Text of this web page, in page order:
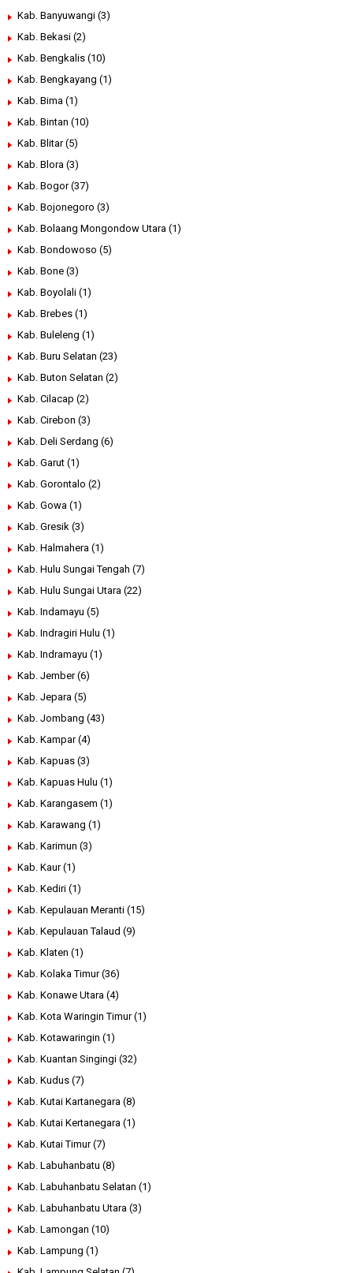
Kab. Banyuwangi (3)
Kab. Bekasi (2)
Kab. Bengkalis (10)
Kab. Bengkayang (1)
Kab. Bima (1)
Kab. Bintan (10)
Kab. Blitar (5)
Kab. Blora (3)
Kab. Bogor (37)
Kab. Bojonegoro (3)
Kab. Bolaang Mongondow Utara (1)
Kab. Bondowoso (5)
Kab. Bone (3)
Kab. Boyolali (1)
Kab. Brebes (1)
Kab. Buleleng (1)
Kab. Buru Selatan (23)
Kab. Buton Selatan (2)
Kab. Cilacap (2)
Kab. Cirebon (3)
Kab. Deli Serdang (6)
Kab. Garut (1)
Kab. Gorontalo (2)
Kab. Gowa (1)
Kab. Gresik (3)
Kab. Halmahera (1)
Kab. Hulu Sungai Tengah (7)
Kab. Hulu Sungai Utara (22)
Kab. Indamayu (5)
Kab. Indragiri Hulu (1)
Kab. Indramayu (1)
Kab. Jember (6)
Kab. Jepara (5)
Kab. Jombang (43)
Kab. Kampar (4)
Kab. Kapuas (3)
Kab. Kapuas Hulu (1)
Kab. Karangasem (1)
Kab. Karawang (1)
Kab. Karimun (3)
Kab. Kaur (1)
Kab. Kediri (1)
Kab. Kepulauan Meranti (15)
Kab. Kepulauan Talaud (9)
Kab. Klaten (1)
Kab. Kolaka Timur (36)
Kab. Konawe Utara (4)
Kab. Kota Waringin Timur (1)
Kab. Kotawaringin (1)
Kab. Kuantan Singingi (32)
Kab. Kudus (7)
Kab. Kutai Kartanegara (8)
Kab. Kutai Kertanegara (1)
Kab. Kutai Timur (7)
Kab. Labuhanbatu (8)
Kab. Labuhanbatu Selatan (1)
Kab. Labuhanbatu Utara (3)
Kab. Lamongan (10)
Kab. Lampung (1)